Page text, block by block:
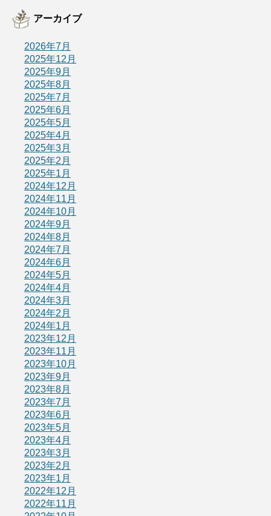
アーカイブ
2026年7月
2025年12月
2025年9月
2025年8月
2025年7月
2025年6月
2025年5月
2025年4月
2025年3月
2025年2月
2025年1月
2024年12月
2024年11月
2024年10月
2024年9月
2024年8月
2024年7月
2024年6月
2024年5月
2024年4月
2024年3月
2024年2月
2024年1月
2023年12月
2023年11月
2023年10月
2023年9月
2023年8月
2023年7月
2023年6月
2023年5月
2023年4月
2023年3月
2023年2月
2023年1月
2022年12月
2022年11月